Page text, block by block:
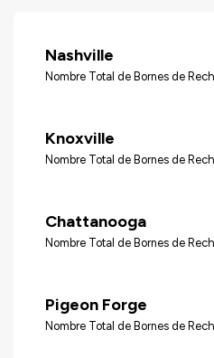
Nashville
Nombre Total de Bornes de
Knoxville
Nombre Total de Bornes de
Chattanooga
Nombre Total de Bornes de
Pigeon Forge
Nombre Total de Bornes de